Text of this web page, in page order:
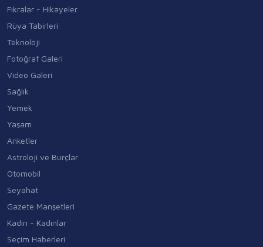
Fıkralar - Hikayeler
Rüya Tabirleri
Teknoloji
Fotoğraf Galeri
Video Galeri
Sağlık
Yemek
Yaşam
Anketler
Astroloji ve Burçlar
Otomobil
Seyahat
Gazete Manşetleri
Kadın - Kadınlar
Seçim Haberleri